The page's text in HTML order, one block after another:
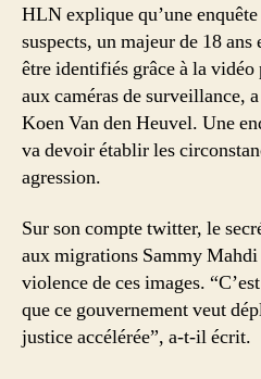
HLN explique qu’une
suspects, un majeur de 18
être identifiés grâce à la
aux caméras de surveillance,
Koen Van den Heuvel. Une
va devoir établir les
agression.
Sur son compte twitter, le
aux migrations Sammy
violence de ces images.
que ce gouvernement veut
justice accélérée”, a-t-il écrit.